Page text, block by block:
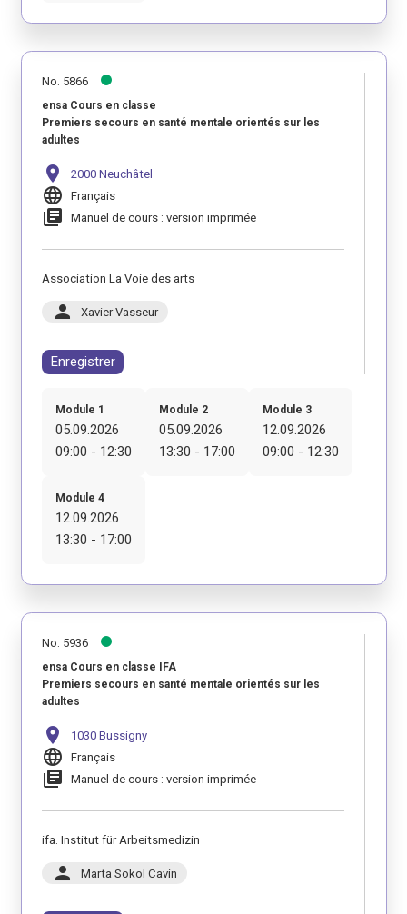
No. 5866
ensa Cours en classe
Premiers secours en santé mentale orientés sur les
adultes
location_on 2000 Neuchâtel
language Français
library_books Manuel de cours : version imprimée
Association La Voie des arts
person Xavier Vasseur
Enregistrer
Module 1
05.09.2026
09:00 - 12:30
Module 2
05.09.2026
13:30 - 17:00
Module 3
12.09.2026
09:00 - 12:30
Module 4
12.09.2026
13:30 - 17:00
No. 5936
ensa Cours en classe IFA
Premiers secours en santé mentale orientés sur les
adultes
location_on 1030 Bussigny
language Français
library_books Manuel de cours : version imprimée
ifa. Institut für Arbeitsmedizin
person Marta Sokol Cavin